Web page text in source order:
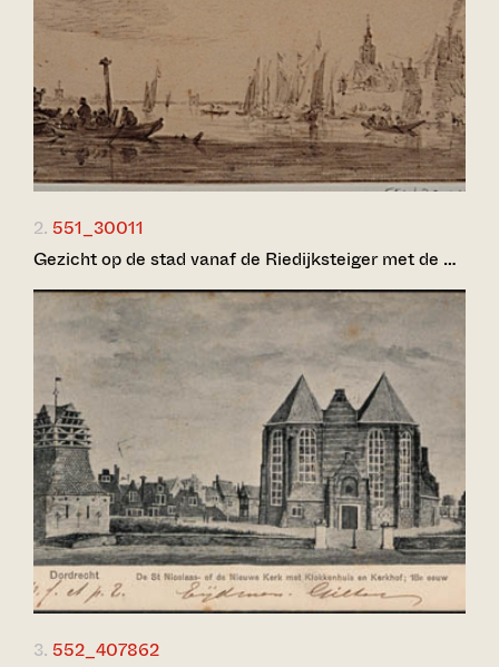
2. 551_30011
Gezicht op de stad vanaf de Riedijksteiger met de …
3. 552_407862